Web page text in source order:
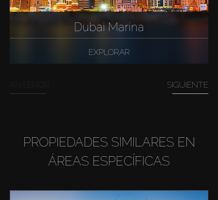
Dubai Marina
EXPLORAR
SIGUIENTE
PROPIEDADES SIMILARES EN
ÁREAS ESPECÍFICAS